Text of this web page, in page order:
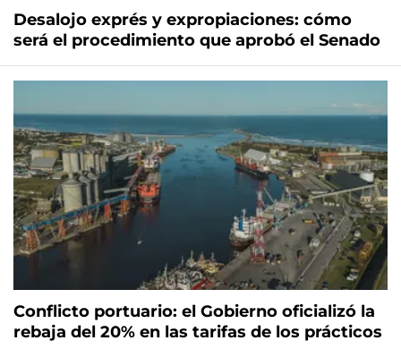
Desalojo exprés y expropiaciones: cómo
será el procedimiento que aprobó el Senado
Conflicto portuario: el Gobierno oficializó la
rebaja del 20% en las tarifas de los prácticos